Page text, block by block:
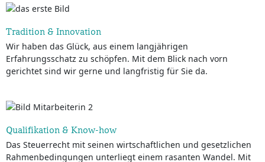
Tradition & Innovation
Wir haben das Glück, aus einem langjährigen
Erfahrungsschatz zu schöpfen. Mit dem Blick nach vorn
gerichtet sind wir gerne und langfristig für Sie da.
Qualifikation & Know-how
Das Steuerrecht mit seinen wirtschaftlichen und gesetzlichen
Rahmenbedingungen unterliegt einem rasanten Wandel. Mit